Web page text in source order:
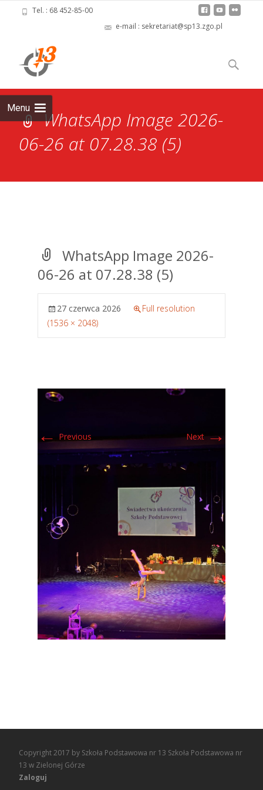
Tel. : 68 452-85-00
e-mail : sekretariat@sp13.zgo.pl
Menu
to
content
Szukaj:
WhatsApp Image 2026-
06-26 at 07.28.38 (5)
WhatsApp Image 2026-
06-26 at 07.28.38 (5)
27 czerwca 2026
Full resolution
(1536 × 2048)
← Previous Next→
Copyright 2017 by Szkoła Podstawowa nr 13 Szkoła Podstawowa nr
13 w Zielonej Górze
Zaloguj